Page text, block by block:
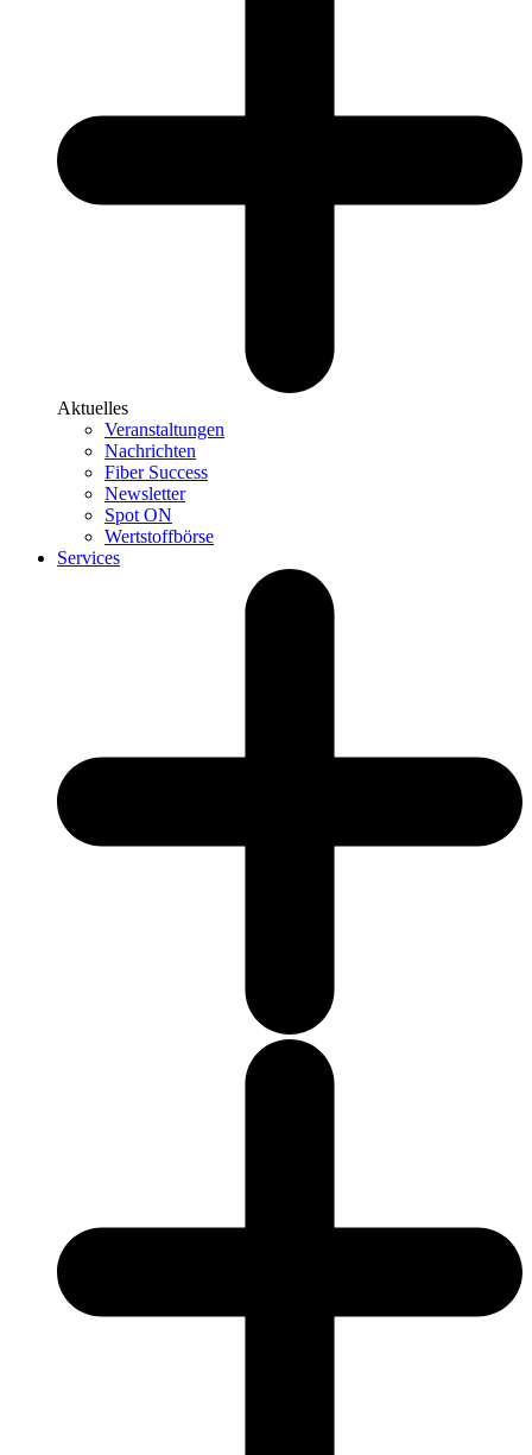
Aktuelles
Veranstaltungen
Nachrichten
Fiber Success
Newsletter
Spot ON
Wertstoffbörse
Services